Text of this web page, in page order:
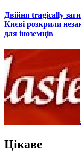
Двійня tragically
Києві розкрили
для іноземців
Цікаве